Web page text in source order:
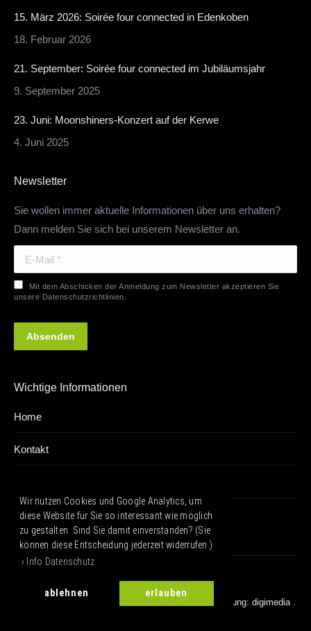
Wir nutzen Cookies und Google Analytics, um
diese Website für Sie so interessant wie möglich
zu gestalten. Sind Sie damit einverstanden? (Sie
können diese Entscheidung jederzeit widerrufen.)
› Info Datenschutz
ablehnen erlauben
in
window
15. März 2026: Soirée four connected in Edenkoben
18. Februar 2026
21. September: Soirée four connected im Jubiläumsjahr
9. September 2025
23. Juni: Moonshiners-Konzert auf der Kerwe
4. Juni 2025
Newsletter
Sie wollen immer aktuelle Informationen über uns erhalten?
Dann melden Sie sich bei unserem Newsletter an.
E-Mail *
Mit dem Abschicken der Anmeldung zum Newsletter akzeptieren Sie
unsere Datenschutzrichtlinien.
Absenden
Wichtige Informationen
Home
Kontakt
Datenschutz
- 2026 . Kulturverein Freimersheim │ Realisierung: digimedia .